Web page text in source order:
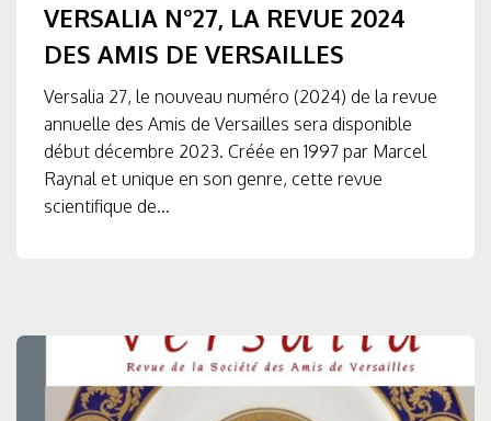
VERSALIA N°27, LA REVUE 2024
DES AMIS DE VERSAILLES
Versalia 27, le nouveau numéro (2024) de la revue
annuelle des Amis de Versailles sera disponible
début décembre 2023. Créée en 1997 par Marcel
Raynal et unique en son genre, cette revue
scientifique de...